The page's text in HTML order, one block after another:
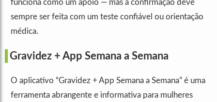
funciona como um apoio — mas a confirmação deve
sempre ser feita com um teste confiável ou orientação
médica.
Gravidez + App Semana a Semana
O aplicativo “Gravidez + App Semana a Semana” é uma
ferramenta abrangente e informativa para mulheres